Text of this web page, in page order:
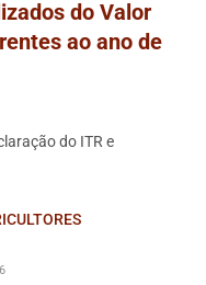
do Valor
ao ano de
do ITR e